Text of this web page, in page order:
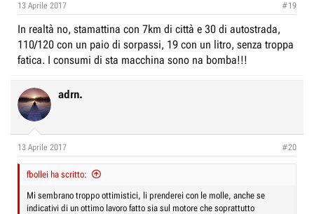
13 Aprile 2017 #19
In realtà no, stamattina con 7km di città e 30 di autostrada,
110/120 con un paio di sorpassi, 19 con un litro, senza troppa
fatica. I consumi di sta macchina sono na bomba!!!
adrn.
13 Aprile 2017 #20
fbollei ha scritto:
Mi sembrano troppo ottimistici, li prenderei con le molle, anche se
indicativi di un ottimo lavoro fatto sia sul motore che soprattutto